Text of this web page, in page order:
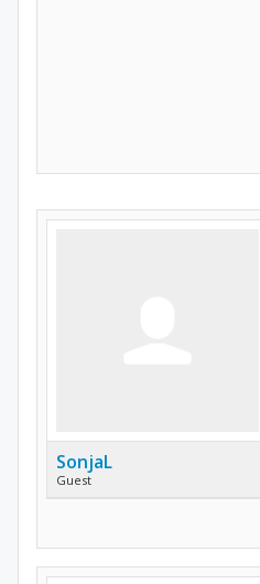
SonjaL
Guest